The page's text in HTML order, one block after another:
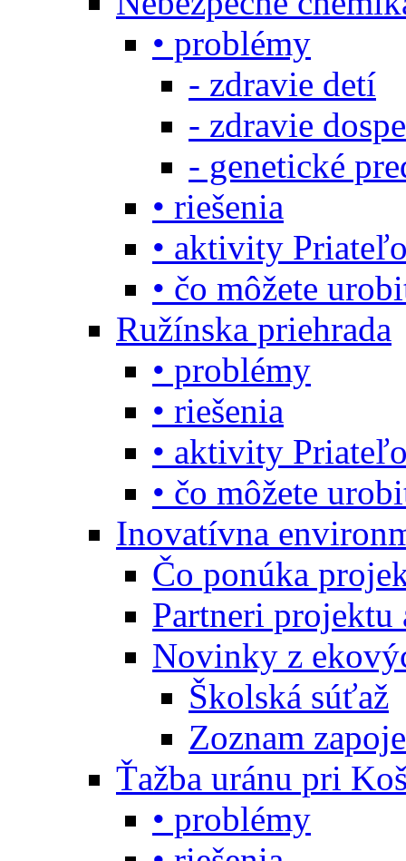
• problémy
- zdravie detí
- zdravie
- genetické
• riešenia
• aktivity
• čo môžete
Ružínska priehrada
• problémy
• riešenia
• aktivity
• čo môžete
Inovatívna
Čo ponúka
Partneri projektu
Novinky z
Školská súťaž
Zoznam
Ťažba uránu pri
• problémy